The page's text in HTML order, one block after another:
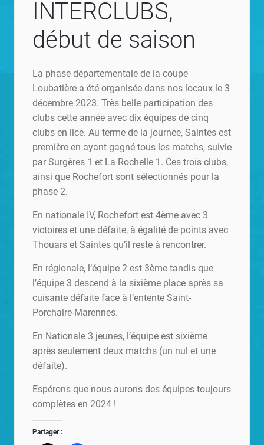
INTERCLUBS,
début de saison
La phase départementale de la coupe
Loubatière a été organisée dans nos locaux le 3
décembre 2023. Très belle participation des
clubs cette année avec dix équipes de cinq
clubs en lice. Au terme de la journée, Saintes est
première en ayant gagné tous les matchs, suivie
par Surgères 1 et La Rochelle 1. Ces trois clubs,
ainsi que Rochefort sont sélectionnés pour la
phase 2.
En nationale IV, Rochefort est 4ème avec 3
victoires et une défaite, à égalité de points avec
Thouars et Saintes qu’il reste à rencontrer.
En régionale, l’équipe 2 est 3ème tandis que
l’équipe 3 descend à la sixième place après sa
cuisante défaite face à l’entente Saint-
Porchaire-Marennes.
En Nationale 3 jeunes, l’équipe est sixième
après seulement deux matchs (un nul et une
défaite).
Espérons que nous aurons des équipes toujours
complètes en 2024 !
Partager :